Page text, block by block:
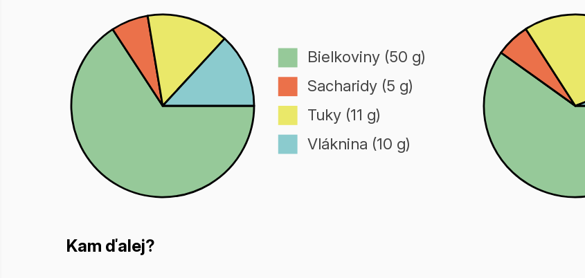
Bielkoviny (50 g)
Sacharidy (5 g)
Tuky (11 g)
Vláknina (10 g)
Kam ďalej?